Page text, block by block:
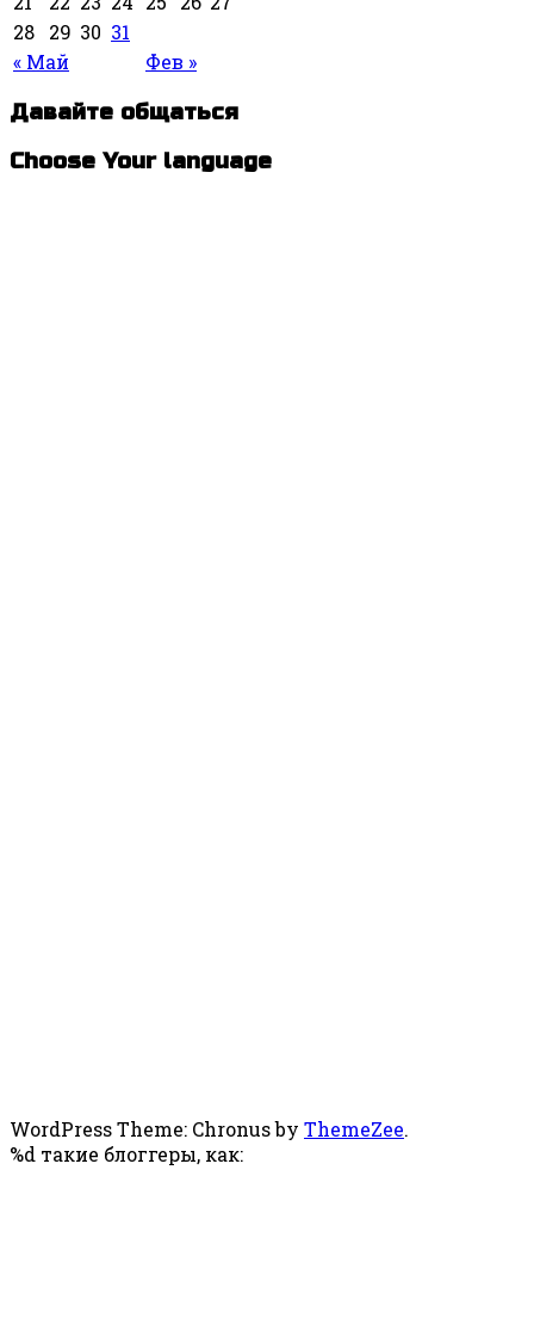
« Май Фев »
28
29 30 31
Давайте общаться
Choose Your language
WordPress Theme: Chronus by ThemeZee.
%d такие блоггеры, как: